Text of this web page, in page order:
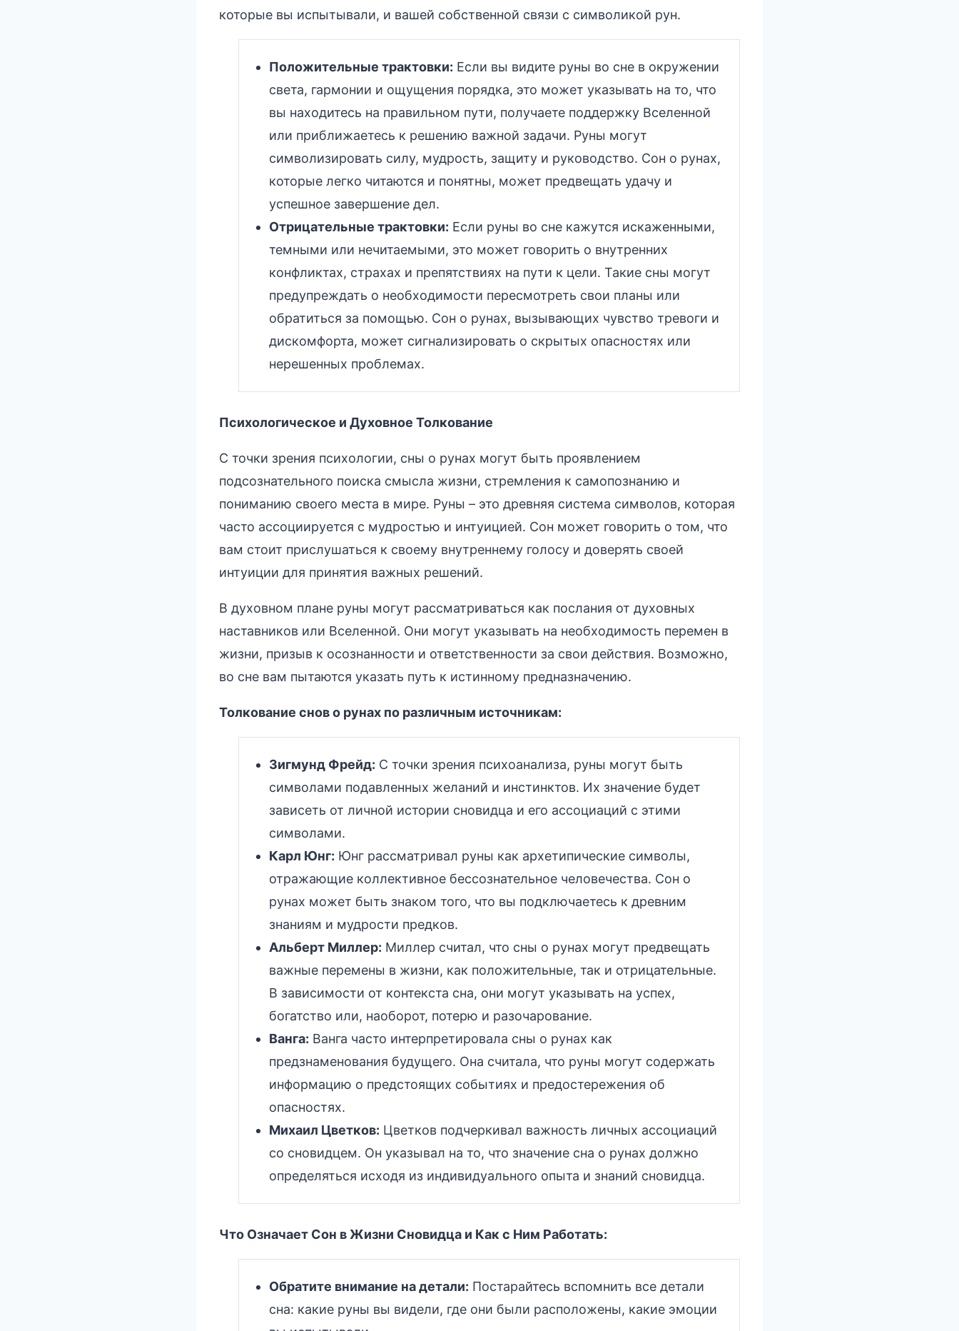
которые вы испытывали, и вашей собственной связи с символикой рун.
Положительные трактовки: Если вы видите руны во сне в окружении
света, гармонии и ощущения порядка, это может указывать на то, что
вы находитесь на правильном пути, получаете поддержку Вселенной
или приближаетесь к решению важной задачи. Руны могут
символизировать силу, мудрость, защиту и руководство. Сон о рунах,
которые легко читаются и понятны, может предвещать удачу и
успешное завершение дел.
Отрицательные трактовки: Если руны во сне кажутся искаженными,
темными или нечитаемыми, это может говорить о внутренних
конфликтах, страхах и препятствиях на пути к цели. Такие сны могут
предупреждать о необходимости пересмотреть свои планы или
обратиться за помощью. Сон о рунах, вызывающих чувство тревоги и
дискомфорта, может сигнализировать о скрытых опасностях или
нерешенных проблемах.
Психологическое и Духовное Толкование
С точки зрения психологии, сны о рунах могут быть проявлением
подсознательного поиска смысла жизни, стремления к самопознанию и
пониманию своего места в мире. Руны – это древняя система символов, которая
часто ассоциируется с мудростью и интуицией. Сон может говорить о том, что
вам стоит прислушаться к своему внутреннему голосу и доверять своей
интуиции для принятия важных решений.
В духовном плане руны могут рассматриваться как послания от духовных
наставников или Вселенной. Они могут указывать на необходимость перемен в
жизни, призыв к осознанности и ответственности за свои действия. Возможно,
во сне вам пытаются указать путь к истинному предназначению.
Толкование снов о рунах по различным источникам:
Зигмунд Фрейд: С точки зрения психоанализа, руны могут быть
символами подавленных желаний и инстинктов. Их значение будет
зависеть от личной истории сновидца и его ассоциаций с этими
символами.
Карл Юнг: Юнг рассматривал руны как архетипические символы,
отражающие коллективное бессознательное человечества. Сон о
рунах может быть знаком того, что вы подключаетесь к древним
знаниям и мудрости предков.
Альберт Миллер: Миллер считал, что сны о рунах могут предвещать
важные перемены в жизни, как положительные, так и отрицательные.
В зависимости от контекста сна, они могут указывать на успех,
богатство или, наоборот, потерю и разочарование.
Ванга: Ванга часто интерпретировала сны о рунах как
предзнаменования будущего. Она считала, что руны могут содержать
информацию о предстоящих событиях и предостережения об
опасностях.
Михаил Цветков: Цветков подчеркивал важность личных ассоциаций
со сновидцем. Он указывал на то, что значение сна о рунах должно
определяться исходя из индивидуального опыта и знаний сновидца.
Что Означает Сон в Жизни Сновидца и Как с Ним Работать:
Обратите внимание на детали: Постарайтесь вспомнить все детали
сна: какие руны вы видели, где они были расположены, какие эмоции